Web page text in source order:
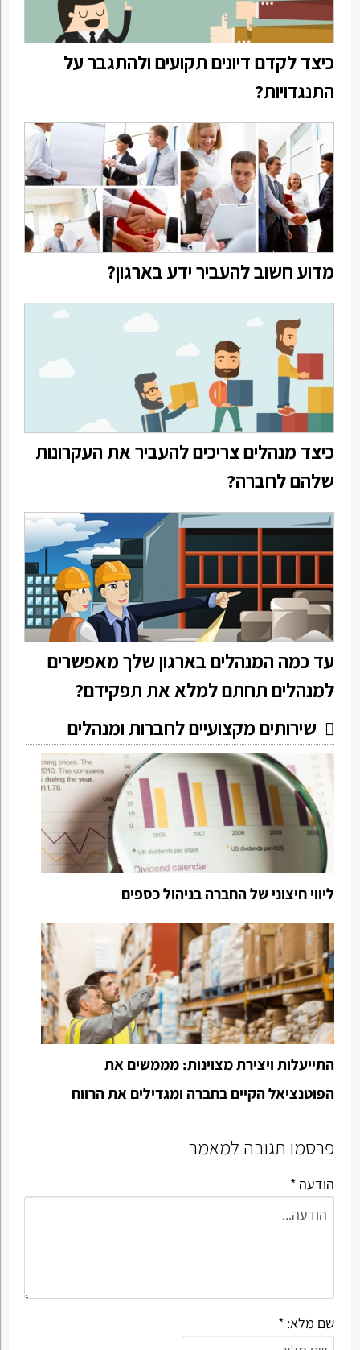
כיצד לקדם דיונים תקועים ולהתגבר על
התנגדויות?
מדוע חשוב להעביר ידע בארגון?
כיצד מנהלים צריכים להעביר את העקרונות
שלהם לחברה?
עד כמה המנהלים בארגון שלך מאפשרים
למנהלים תחתם למלא את תפקידם?
שירותים מקצועיים לחברות ומנהלים
ליווי חיצוני של החברה בניהול כספים
התייעלות ויצירת מצוינות: מממשים את
הפוטנציאל הקיים בחברה ומגדילים את הרווח
פרסמו תגובה למאמר
הודעה *
שם מלא: *